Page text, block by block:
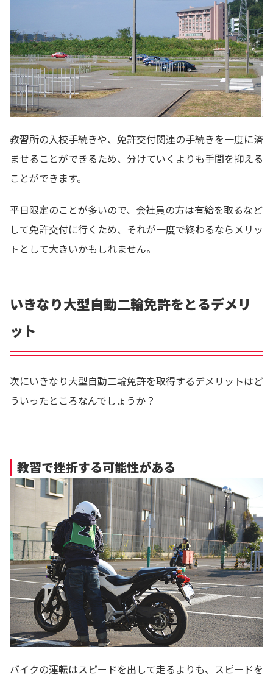
教習所の入校手続きや、免許交付関連の手続きを一度に済
ませることができるため、分けていくよりも手間を抑える
ことができます。
平日限定のことが多いので、会社員の方は有給を取るなど
して免許交付に行くため、それが一度で終わるならメリッ
トとして大きいかもしれません。
いきなり大型自動二輪免許をとるデメリ
ット
次にいきなり大型自動二輪免許を取得するデメリットはど
ういったところなんでしょうか？
教習で挫折する可能性がある
バイクの運転はスピードを出して走るよりも、スピードを